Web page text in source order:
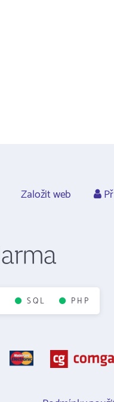
Založit web
SQL PHP